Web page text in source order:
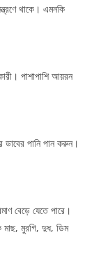
থাকে। এমনকি
পাশাপাশি আয়রন
ডাবের পানি পান করুন।
বেড়ে যেতে পারে।
মাছ, মুরগি, দুধ, ডিম